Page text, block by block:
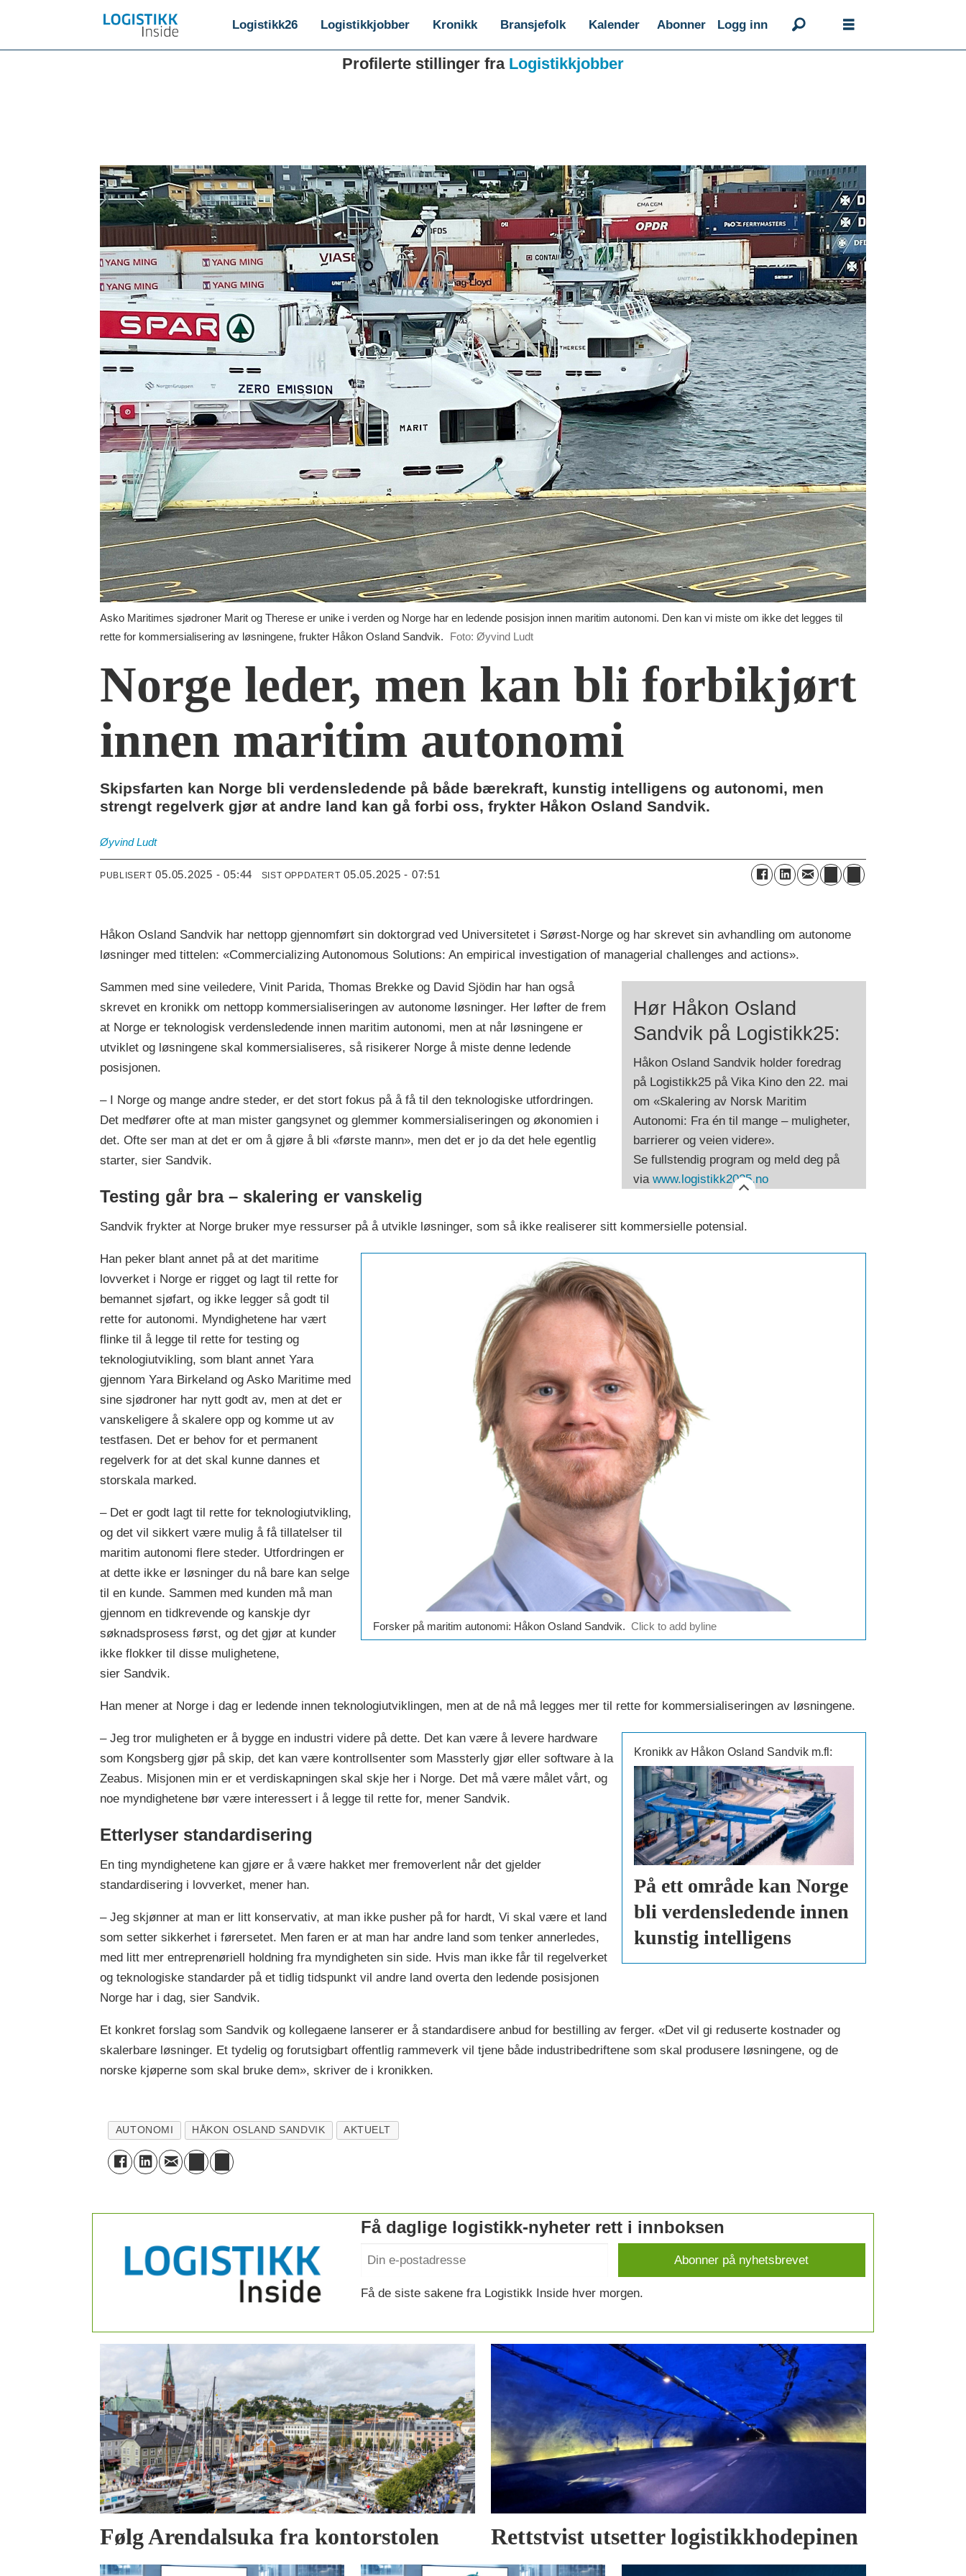
Logistikk26 Logistikkjobber Kronikk Bransjefolk Kalender Abonner Logg inn
Profilerte stillinger fra Logistikkjobber
Asko Maritimes sjødroner Marit og Therese er unike i verden og Norge har en ledende posisjon innen maritim autonomi. Den kan vi miste om ikke det legges til
rette for kommersialisering av løsningene, frukter Håkon Osland Sandvik.
Foto: Øyvind Ludt
Norge leder, men kan bli forbikjørt
innen maritim autonomi
Skipsfarten kan Norge bli verdensledende på både bærekraft, kunstig intelligens og autonomi, men
strengt regelverk gjør at andre land kan gå forbi oss, frykter Håkon Osland Sandvik.
Øyvind Ludt
PUBLISERT 05.05.2025 - 05:44 SIST OPPDATERT 05.05.2025 - 07:51
Håkon Osland Sandvik har nettopp gjennomført sin doktorgrad ved Universitetet i Sørøst-Norge og har skrevet sin avhandling om autonome
løsninger med tittelen: «Commercializing Autonomous Solutions: An empirical investigation of managerial challenges and actions».
Hør Håkon Osland
Sandvik på Logistikk25:
Håkon Osland Sandvik holder foredrag
på Logistikk25 på Vika Kino den 22. mai
om «Skalering av Norsk Maritim
Autonomi: Fra én til mange – muligheter,
barrierer og veien videre».
Se fullstendig program og meld deg på
via www.logistikk2025.no
Sammen med sine veiledere, Vinit Parida, Thomas Brekke og David Sjödin har han også
skrevet en kronikk om nettopp kommersialiseringen av autonome løsninger. Her løfter de frem
at Norge er teknologisk verdensledende innen maritim autonomi, men at når løsningene er
utviklet og løsningene skal kommersialiseres, så risikerer Norge å miste denne ledende
posisjonen.
– I Norge og mange andre steder, er det stort fokus på å få til den teknologiske utfordringen.
Det medfører ofte at man mister gangsynet og glemmer kommersialiseringen og økonomien i
det. Ofte ser man at det er om å gjøre å bli «første mann», men det er jo da det hele egentlig
starter, sier Sandvik.
Testing går bra – skalering er vanskelig
Sandvik frykter at Norge bruker mye ressurser på å utvikle løsninger, som så ikke realiserer sitt kommersielle potensial.
Forsker på maritim autonomi: Håkon Osland Sandvik. Click to add byline
Han peker blant annet på at det maritime
lovverket i Norge er rigget og lagt til rette for
bemannet sjøfart, og ikke legger så godt til
rette for autonomi. Myndighetene har vært
flinke til å legge til rette for testing og
teknologiutvikling, som blant annet Yara
gjennom Yara Birkeland og Asko Maritime med
sine sjødroner har nytt godt av, men at det er
vanskeligere å skalere opp og komme ut av
testfasen. Det er behov for et permanent
regelverk for at det skal kunne dannes et
storskala marked.
– Det er godt lagt til rette for teknologiutvikling,
og det vil sikkert være mulig å få tillatelser til
maritim autonomi flere steder. Utfordringen er
at dette ikke er løsninger du nå bare kan selge
til en kunde. Sammen med kunden må man
gjennom en tidkrevende og kanskje dyr
søknadsprosess først, og det gjør at kunder
ikke flokker til disse mulighetene,
sier Sandvik.
Han mener at Norge i dag er ledende innen teknologiutviklingen, men at de nå må legges mer til rette for kommersialiseringen av løsningene.
Kronikk av Håkon Osland Sandvik m.fl:
På ett område kan Norge
bli verdens­ledende innen
kunstig intelligens
– Jeg tror muligheten er å bygge en industri videre på dette. Det kan være å levere hardware
som Kongsberg gjør på skip, det kan være kontrollsenter som Massterly gjør eller software à la
Zeabus. Misjonen min er et verdiskapningen skal skje her i Norge. Det må være målet vårt, og
noe myndighetene bør være interessert i å legge til rette for, mener Sandvik.
Etterlyser standardisering
En ting myndighetene kan gjøre er å være hakket mer fremoverlent når det gjelder
standardisering i lovverket, mener han.
– Jeg skjønner at man er litt konservativ, at man ikke pusher på for hardt, Vi skal være et land
som setter sikkerhet i førersetet. Men faren er at man har andre land som tenker annerledes,
med litt mer entreprenøriell holdning fra myndigheten sin side. Hvis man ikke får til regelverket
og teknologiske standarder på et tidlig tidspunkt vil andre land overta den ledende posisjonen
Norge har i dag, sier Sandvik.
Et konkret forslag som Sandvik og kollegaene lanserer er å standardisere anbud for bestilling av ferger. «Det vil gi reduserte kostnader og
skalerbare løsninger. Et tydelig og forutsigbart offentlig rammeverk vil tjene både industribedriftene som skal produsere løsningene, og de
norske kjøperne som skal bruke dem», skriver de i kronikken.
AUTONOMI HÅKON OSLAND SANDVIK AKTUELT
Få daglige logistikk-nyheter rett i innboksen
Få de siste sakene fra Logistikk Inside hver morgen.
Følg Arendalsuka fra kontorstolen Rettstvist utsetter logistikkhodepinen